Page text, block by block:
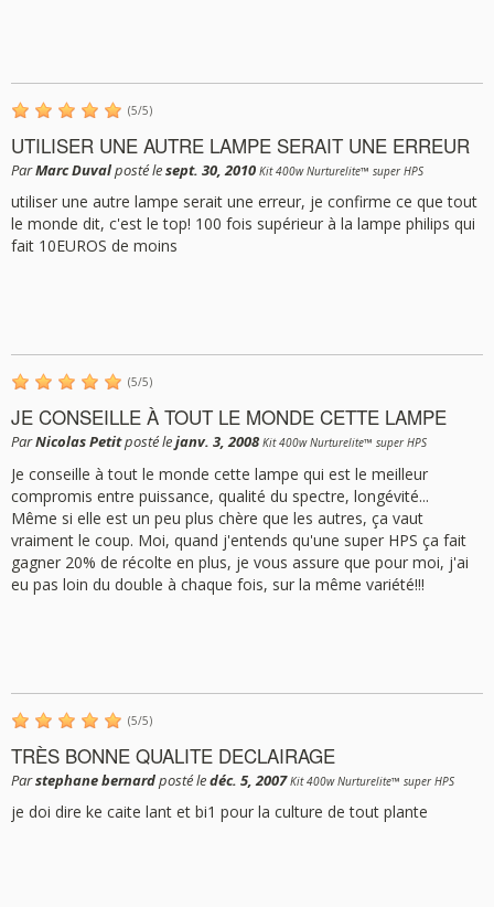
(5/5)
UTILISER UNE AUTRE LAMPE SERAIT UNE ERREUR
ParMarc Duvalposté lesept. 30, 2010 Kit 400w Nurturelite™ super HPS
utiliser une autre lampe serait une erreur, je confirme ce que tout
le monde dit, c'est le top! 100 fois supérieur à la lampe philips qui
fait 10EUROS de moins
(5/5)
JE CONSEILLE À TOUT LE MONDE CETTE LAMPE
ParNicolas Petitposté lejanv. 3, 2008 Kit 400w Nurturelite™ super HPS
Je conseille à tout le monde cette lampe qui est le meilleur
compromis entre puissance, qualité du spectre, longévité...
Même si elle est un peu plus chère que les autres, ça vaut
vraiment le coup. Moi, quand j'entends qu'une super HPS ça fait
gagner 20% de récolte en plus, je vous assure que pour moi, j'ai
eu pas loin du double à chaque fois, sur la même variété!!!
(5/5)
TRÈS BONNE QUALITE DECLAIRAGE
Parstephane bernardposté ledéc. 5, 2007 Kit 400w Nurturelite™ super HPS
je doi dire ke caite lant et bi1 pour la culture de tout plante